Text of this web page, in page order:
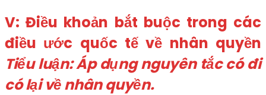
V: Điều khoản bắt buộc trong các
điều ước quốc tế về nhân quyền
Tiểu luận: Áp dụng nguyên tắc có đi
có lại về nhân quyền.